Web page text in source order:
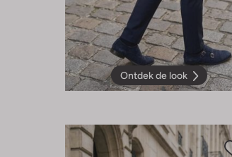
Ontdek de look